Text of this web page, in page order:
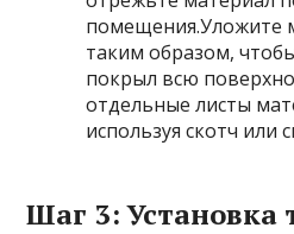
помещения.Уложите
таким образом,
покрыл всю
отдельные листы
используя скотч или
Шаг 3: Установка